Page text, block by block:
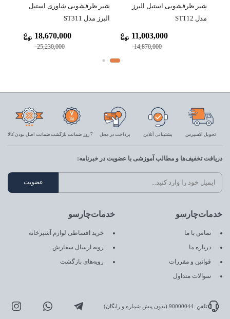
شیر ظرفشویی استیل البرز
مدل ST112
14,870,000
11,003,000
شیر ظرفشویی شاوری استیل
البرز مدل ST311
25,230,000
18,670,000
تحویل اکسپرس پشتیبانی آنلاین پرداخت در محل 7 روز ضمانت بازگشت ضمانت اصل بودن کالا
خدمات‌چارسو
تماس با ما
درباره ما
قوانین و مقررات
سوالات متداول
خدمات‌چارسو
خرید اقساطی لوازم آشپزخانه
رویه ارسال سفارش
رویه‌های بازگشت
دریافت تخفیف‌ها و مطالب آموزشی با عضویت در خبرنامه:
تلفن: 90000044 (بدون پیش شماره و رایگان)